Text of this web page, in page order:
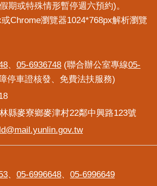
期或特殊情形暫停週六預約)。
Chrome瀏覽器1024*768px解析瀏覽
、 05-6936748 (聯合辦公室專線05-
停車證核發、免費法扶服務)
縣麥寮鄉麥津村22鄰中興路123號
、 05-6996648、 05-6996649